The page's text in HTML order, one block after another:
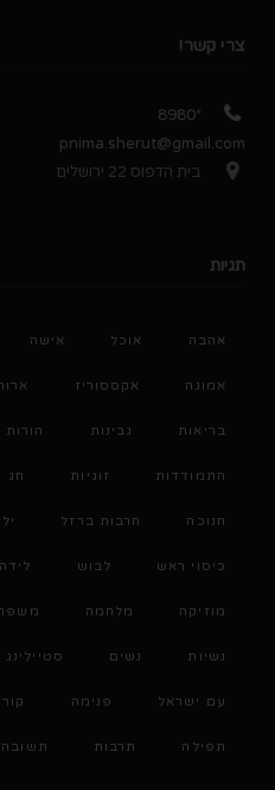
צרי קשר!
*8980
pnima.sherut@gmail.com
בית הדפוס 22 ירושלים
תגיות
אהבה אוכל אישה
אמונה אקססוריז
בריאות גבינות הורות
התמודדות זוגיות חג
חנוכה חרבות ברזל
כיסוי ראש לבוש לידה
מוזיקה מלחמה
נשיות נשים סטיילינג
עם ישראל פנימה
תפילה תרבות תשובה